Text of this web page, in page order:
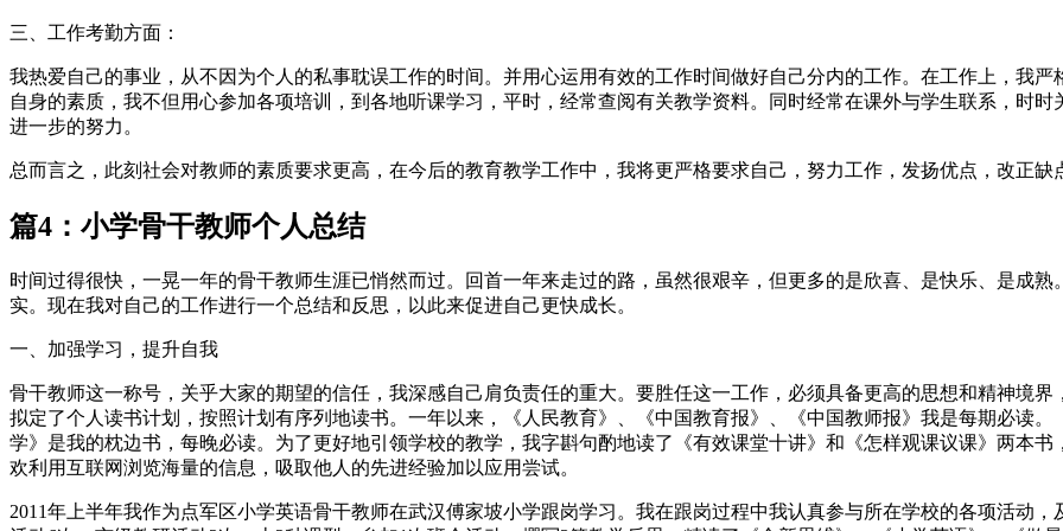
三、工作考勤方面：
我热爱自己的事业，从不因为个人的私事耽误工作的时间。并用心运用有效的工作时间做好自己分内的工作。在工作上，我
自身的素质，我不但用心参加各项培训，到各地听课学习，平时，经常查阅有关教学资料。同时经常在课外与学生联系，时
进一步的努力。
总而言之，此刻社会对教师的素质要求更高，在今后的教育教学工作中，我将更严格要求自己，努力工作，发扬优点，改正
篇4：小学骨干教师个人总结
时间过得很快，一晃一年的骨干教师生涯已悄然而过。回首一年来走过的路，虽然很艰辛，但更多的是欣喜、是快乐、是成
实。现在我对自己的工作进行一个总结和反思，以此来促进自己更快成长。
一、加强学习，提升自我
骨干教师这一称号，关乎大家的期望的信任，我深感自己肩负责任的重大。要胜任这一工作，必须具备更高的思想和精神境
拟定了个人读书计划，按照计划有序列地读书。一年以来，《人民教育》、《中国教育报》、《中国教师报》我是每期必读
学》是我的枕边书，每晚必读。为了更好地引领学校的教学，我字斟句酌地读了《有效课堂十讲》和《怎样观课议课》两本
欢利用互联网浏览海量的信息，吸取他人的先进经验加以应用尝试。
2011年上半年我作为点军区小学英语骨干教师在武汉傅家坡小学跟岗学习。我在跟岗过程中我认真参与所在学校的各项活动